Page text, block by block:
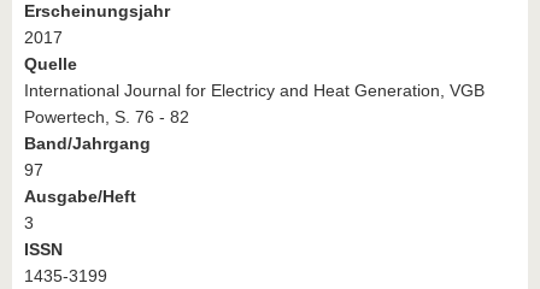
Erscheinungsjahr
2017
Quelle
International Journal for Electricy and Heat Generation, VGB
Powertech, S. 76 - 82
Band/Jahrgang
97
Ausgabe/Heft
3
ISSN
1435-3199